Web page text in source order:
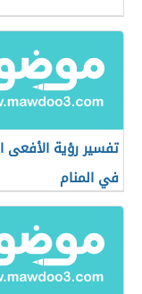
تفسير رؤية الأفعى
في المنام